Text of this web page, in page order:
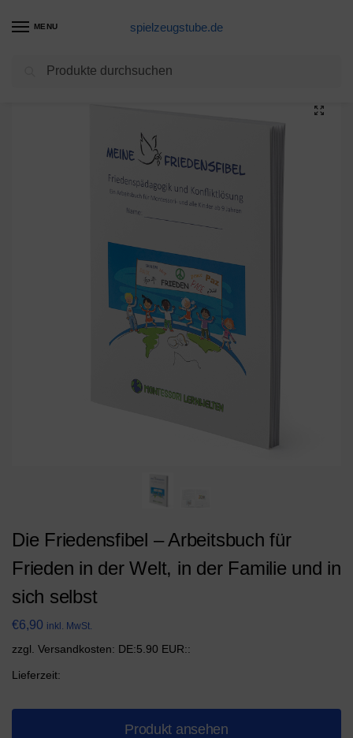
MENU spielzeugstube.de
Spielzeuge & Spiele Spielzeuge
Die Friedensfibel – Arbeitsbuch für
Frieden in der Welt, in der Familie und in
sich selbst
€6,90 inkl. MwSt.
zzgl. Versandkosten: DE:5.90 EUR::
Lieferzeit:
Produkt ansehen